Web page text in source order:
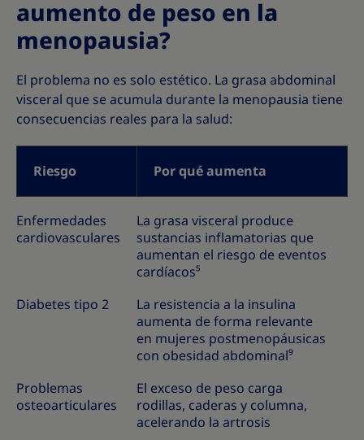
aumento de peso en la
menopausia?
El problema no es solo estético. La grasa abdominal
visceral que se acumula durante la menopausia tiene
consecuencias reales para la salud:
Riesgo Por qué aumenta
Enfermedades
cardiovasculares
La grasa visceral produce
sustancias inflamatorias que
aumentan el riesgo de eventos
cardíacos⁵
Diabetes tipo 2
La resistencia a la insulina
aumenta de forma relevante
en mujeres postmenopáusicas
con obesidad abdominal⁹
Problemas
osteoarticulares
El exceso de peso carga
rodillas, caderas y columna,
acelerando la artrosis